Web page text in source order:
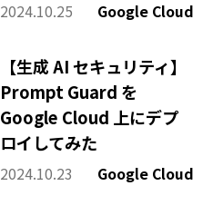
2024.10.25 Google Cloud
【生成 AI セキュリティ】
Prompt Guard を
Google Cloud 上にデプ
ロイしてみた
2024.10.23 Google Cloud